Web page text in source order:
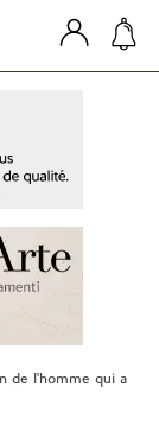
de l'homme qui a